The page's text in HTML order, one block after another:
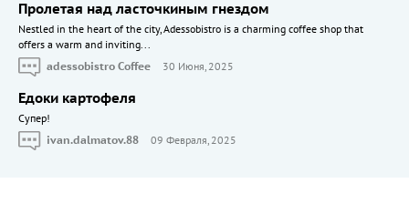
Пролетая над ласточкиным гнездом
Nestled in the heart of the city, Adessobistro is a charming coffee shop that
offers a warm and inviting...
adessobistro Coffee
30 Июня, 2025
Едоки картофеля
Cупер!
ivan.dalmatov.88
09 Февраля, 2025